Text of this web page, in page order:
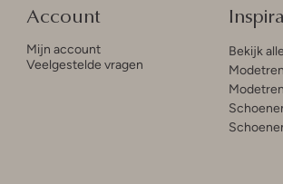
Account
Mijn account
Veelgestelde vragen
Bekijk